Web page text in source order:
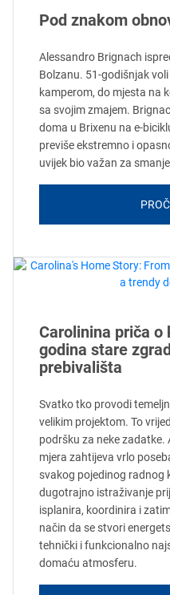
Pod znakom
Alessandro Brignach
Bolzanu. 51-godišnjak
kamperom, do mjesta na
sa svojim zmajem.
doma u Brixenu na e-
previše ekstremno i
uvijek bio važan za
Carolinina priča o
godina stare
prebivališta
Svatko tko provodi
velikim projektom. To
podršku za neke
mjera zahtijeva vrlo
svakog pojedinog radnog
dugotrajno istraživanje
isplanira, koordinira i
način da se stvori
tehnički i funkcionalno
domaću atmosferu.